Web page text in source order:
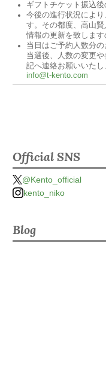
ギフトチケット振込後
今後の進行状況によ
す。その都度、高山
情報の更新を致します
当日はご予約人数分
当選後、人数の変更
記へ連絡お願いいたし
info@t-kento.com
Official SNS
@Kento_official
kento_niko
Blog